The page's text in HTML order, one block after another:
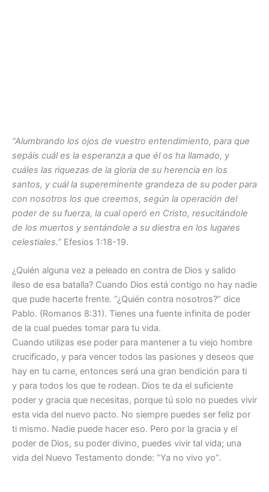
“Alumbrando los ojos de vuestro entendimiento, para que
sepáis cuál es la esperanza a que él os ha llamado, y
cuáles las riquezas de la gloria de su herencia en los
santos, y cuál la supereminente grandeza de su poder para
con nosotros los que creemos, según la operación del
poder de su fuerza, la cual operó en Cristo, resucitándole
de los muertos y sentándole a su diestra en los lugares
celestiales.” Efesios 1:18-19.
¿Quién alguna vez a peleado en contra de Dios y salido
ileso de esa batalla? Cuando Dios está contigo no hay nadie
que pude hacerte frente. “¿Quién contra nosotros?” dice
Pablo. (Romanos 8:31). Tienes una fuente infinita de poder
de la cual puedes tomar para tu vida.
Cuando utilizas ese poder para mantener a tu viejo hombre
crucificado, y para vencer todos las pasiones y deseos que
hay en tu carne, entonces será una gran bendición para ti
y para todos los que te rodean. Dios te da el suficiente
poder y gracia que necesitas, porque tú solo no puedes vivir
esta vida del nuevo pacto. No siempre puedes ser feliz por
ti mismo. Nadie puede hacer eso. Pero por la gracia y el
poder de Dios, su poder divino, puedes vivir tal vida; una
vida del Nuevo Testamento donde: “Ya no vivo yo”.